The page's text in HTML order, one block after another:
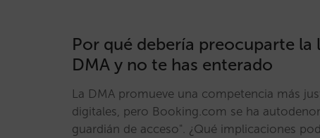
Por qué debería preocuparte la
DMA y no te has enterado
La DMA promueve una competencia más
digitales, pero Booking.com se ha
guardián de acceso". ¿Qué implicaciones